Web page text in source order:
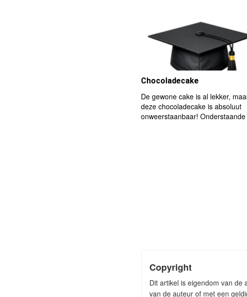
Chocoladecake
De gewone cake is al lekker,
deze chocoladecake is absoluut
onweerstaanbaar!
Copyright
Dit artikel is eigendom van de
van de auteur of met een